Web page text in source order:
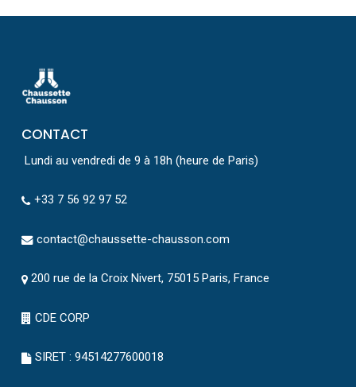
CONTACT
Lundi au vendredi de 9 à 18h (heure de Paris)
+33 7 56 92 97 52
contact@chaussette-chausson.com
200 rue de la Croix Nivert, 75015 Paris, France
CDE CORP
SIRET : 94514277600018